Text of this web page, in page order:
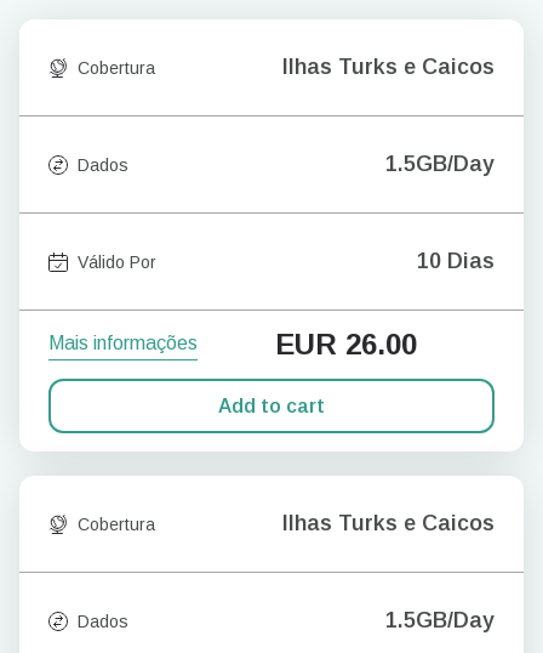
Cobertura Ilhas Turks e Caicos
Dados 1.5GB/Day
Válido Por 10 Dias
Mais informações EUR 26.00
Add to cart
Cobertura Ilhas Turks e Caicos
Dados 1.5GB/Day